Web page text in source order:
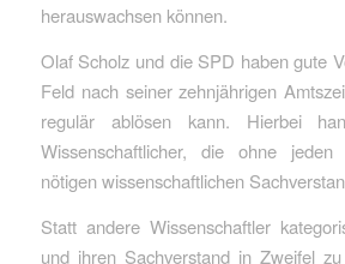
herauswachsen können.
Olaf Scholz und die SPD haben gute
Feld nach seiner zehnjährigen
regulär ablösen kann. Hierbei
Wissenschaftlicher, die ohne
nötigen wissenschaftlichen
Statt andere Wissenschaftler
und ihren Sachverstand in Zweifel